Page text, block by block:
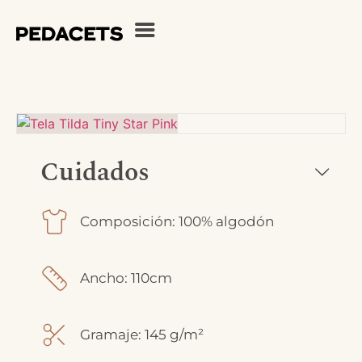
Cuidados
Composición: 100% algodón
Ancho: 110cm
Gramaje: 145 g/m²